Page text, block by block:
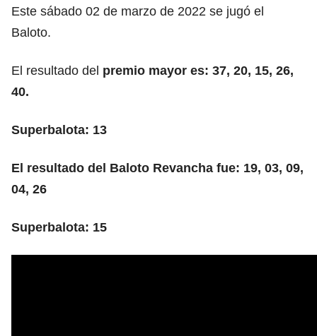
Este sábado 02 de marzo de 2022 se jugó el
Baloto.
El resultado del premio mayor es: 37, 20, 15, 26,
40.
Superbalota: 13
El resultado del Baloto Revancha fue: 19, 03, 09,
04, 26
Superbalota: 15